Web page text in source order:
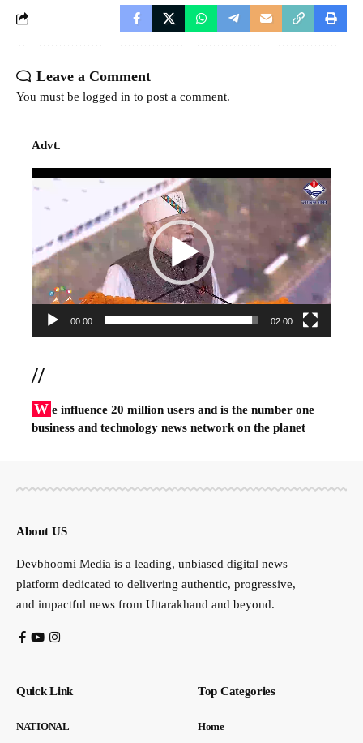
Leave a Comment
You must be logged in to post a comment.
Advt.
Video
00:00 02:00
//
W e influence 20 million users and is the number one
business and technology news network on the planet
About US
Devbhoomi Media is a leading, unbiased digital news
platform dedicated to delivering authentic, progressive,
and impactful news from Uttarakhand and beyond.
Quick Link
NATIONAL
Top Categories
Home